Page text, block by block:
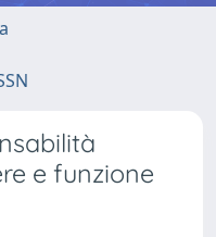
e funzione